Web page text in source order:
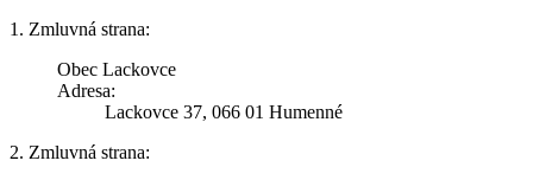
1. Zmluvná strana:
Obec Lackovce
Adresa:
Lackovce 37, 066 01 Humenné
2. Zmluvná strana: